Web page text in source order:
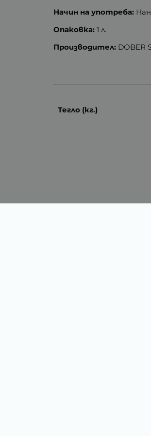
Начин на употреба:
Опаковка: 1 л.
Производител: DOBER
Тегло (кг.)